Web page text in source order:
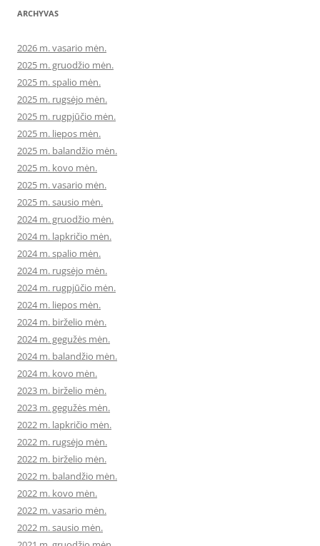
ARCHYVAS
2026 m. vasario mėn.
2025 m. gruodžio mėn.
2025 m. spalio mėn.
2025 m. rugsėjo mėn.
2025 m. rugpjūčio mėn.
2025 m. liepos mėn.
2025 m. balandžio mėn.
2025 m. kovo mėn.
2025 m. vasario mėn.
2025 m. sausio mėn.
2024 m. gruodžio mėn.
2024 m. lapkričio mėn.
2024 m. spalio mėn.
2024 m. rugsėjo mėn.
2024 m. rugpjūčio mėn.
2024 m. liepos mėn.
2024 m. birželio mėn.
2024 m. gegužės mėn.
2024 m. balandžio mėn.
2024 m. kovo mėn.
2023 m. birželio mėn.
2023 m. gegužės mėn.
2022 m. lapkričio mėn.
2022 m. rugsėjo mėn.
2022 m. birželio mėn.
2022 m. balandžio mėn.
2022 m. kovo mėn.
2022 m. vasario mėn.
2022 m. sausio mėn.